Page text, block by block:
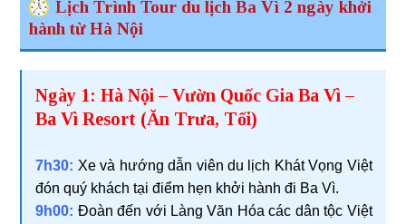
Lịch Trình Tour du lịch Ba Vì 2 ngày khởi
hành từ Hà Nội
Ngày 1: Hà Nội – Vườn Quốc Gia Ba Vì –
Ba Vì Resort (Ăn Trưa, Tối)
7h30: Xe và hướng dẫn viên du lịch Khát Vọng Việt
đón quý khách tại điểm hẹn khởi hành đi Ba Vì.
9h00: Đoàn đến với Làng Văn Hóa các dân tộc Việt